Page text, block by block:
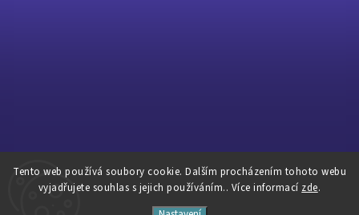
Tento web používá soubory cookie. Dalším procházením tohoto webu
vyjadřujete souhlas s jejich používáním.. Více informací zde.
Sledovat na Instagramu